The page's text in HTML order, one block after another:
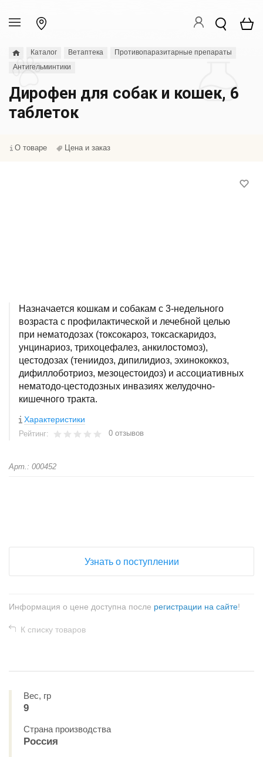
Каталог Ветаптека
Противопаразитарные препараты
Антигельминтики
Дирофен для собак и кошек, 6
таблеток
О товаре Цена и заказ
Назначается кошкам и собакам с 3-недельного
возраста с профилактической и лечебной целью
при нематодозах (токсокароз, токсаскаридоз,
унцинариоз, трихоцефалез, анкилостомоз),
цестодозах (тениидоз, дипилидиоз, эхинококкоз,
дифиллоботриоз, мезоцестоидоз) и ассоциативных
нематодо-цестодозных инвазиях желудочно-
кишечного тракта.
Характеристики
Рейтинг: 0 отзывов
Арт.: 000452
Узнать о поступлении
Информация о цене доступна после регистрации на сайте!
К списку товаров
Вес, гр
9
Страна производства
Россия